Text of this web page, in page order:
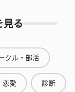
見る
クル・部活
恋愛 診断